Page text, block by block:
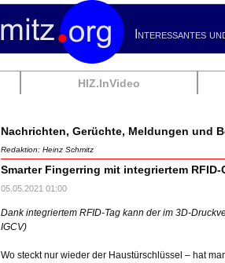
Interessantes
HIZ.InVideo
Nachrichten, Gerüchte, Meldungen und
Redaktion: Heinz Schmitz
Smarter Fingerring mit integriertem RFID-
05.05.2021 01:00
Dank integriertem RFID-Tag kann der im 3D-
IGCV)
Wo steckt nur wieder der Haustürschlüssel – hat